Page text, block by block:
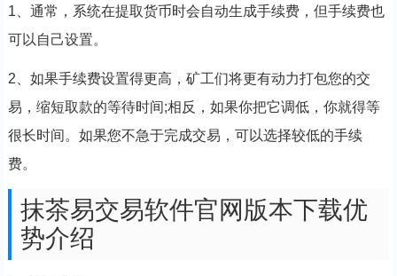
1、通常，系统在提取货币时会自动生成手续费，但手续费也
可以自己设置。
2、如果手续费设置得更高，矿工们将更有动力打包您的交
易，缩短取款的等待时间;相反，如果你把它调低，你就得等
很长时间。如果您不急于完成交易，可以选择较低的手续
费。
抹茶易交易软件官网版本下载优
势介绍